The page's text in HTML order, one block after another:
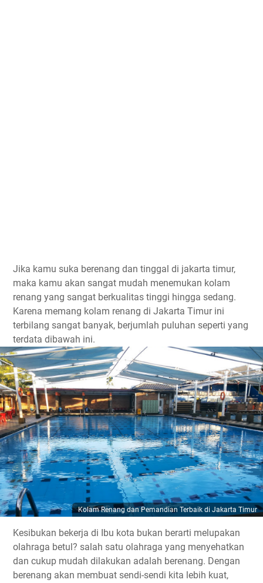
Jika kamu suka berenang dan tinggal di jakarta timur,
maka kamu akan sangat mudah menemukan kolam
renang yang sangat berkualitas tinggi hingga sedang.
Karena memang kolam renang di Jakarta Timur ini
terbilang sangat banyak, berjumlah puluhan seperti yang
terdata dibawah ini.
Kolam Renang dan Pemandian Terbaik di Jakarta Timur
Kesibukan bekerja di Ibu kota bukan berarti melupakan
olahraga betul? salah satu olahraga yang menyehatkan
dan cukup mudah dilakukan adalah berenang. Dengan
berenang akan membuat sendi-sendi kita lebih kuat,